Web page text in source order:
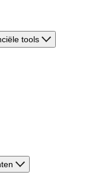
tools